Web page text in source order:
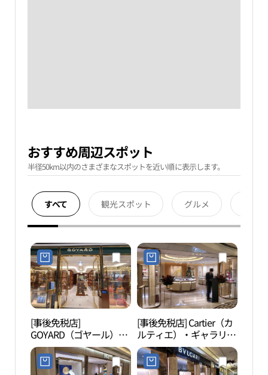
おすすめ周辺スポット
半径50km以内のさまざまなスポットを近い順に表示します。
すべて 観光スポット グルメ
[事後免税店]
GOYARD（ゴヤール）・
ギャラリア百貨店名品館
EAST店(고야드 갤러리아
백화점 명품관 EAST점)
[事後免税店] Cartier（カ
ルティエ）・ギャラリア
百貨店名品館EAST店(까
르띠에 갤러리아백화점
명품관 EAST점)